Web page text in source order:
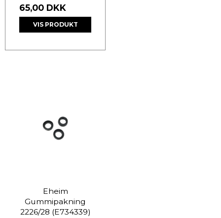
65,00 DKK
VIS PRODUKT
Eheim
Gummipakning
2226/28 (E734339)